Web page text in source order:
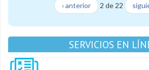
‹ anterior 2 de 22
SERVICIOS EN